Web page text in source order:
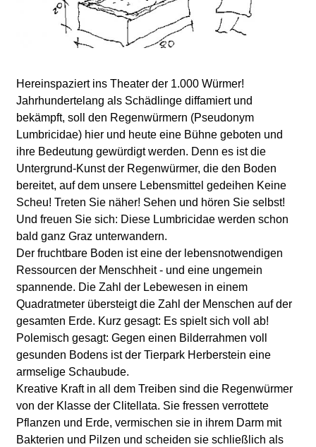
Hereinspaziert ins Theater der 1.000 Würmer!
Jahrhundertelang als Schädlinge diffamiert und
bekämpft, soll den Regenwürmern (Pseudonym
Lumbricidae) hier und heute eine Bühne geboten und
ihre Bedeutung gewürdigt werden. Denn es ist die
Untergrund-Kunst der Regenwürmer, die den Boden
bereitet, auf dem unsere Lebensmittel gedeihen Keine
Scheu! Treten Sie näher! Sehen und hören Sie selbst!
Und freuen Sie sich: Diese Lumbricidae werden schon
bald ganz Graz unterwandern.
Der fruchtbare Boden ist eine der lebensnotwendigen
Ressourcen der Menschheit - und eine ungemein
spannende. Die Zahl der Lebewesen in einem
Quadratmeter übersteigt die Zahl der Menschen auf der
gesamten Erde. Kurz gesagt: Es spielt sich voll ab!
Polemisch gesagt: Gegen einen Bilderrahmen voll
gesunden Bodens ist der Tierpark Herberstein eine
armselige Schaubude.
Kreative Kraft in all dem Treiben sind die Regenwürmer
von der Klasse der Clitellata. Sie fressen verrottete
Pflanzen und Erde, vermischen sie in ihrem Darm mit
Bakterien und Pilzen und scheiden sie schließlich als